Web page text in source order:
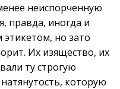
неиспорченную
правда, иногда и
но зато
Их изящество, их
ту строгую
которую